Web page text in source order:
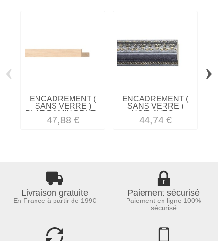
ENCADREMENT (
SANS VERRE )
PLAT RAMIN BRUT...
47,88 €
ENCADREMENT (
SANS VERRE )
NOIR AVEC...
44,74 €
‹ ›
Livraison gratuite
En France à partir de 199€
Paiement sécurisé
Paiement en ligne 100%
sécurisé